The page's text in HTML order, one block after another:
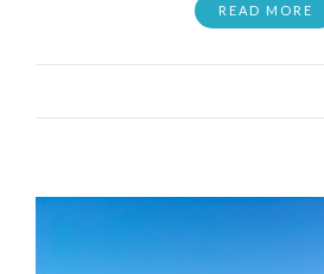
READ MORE